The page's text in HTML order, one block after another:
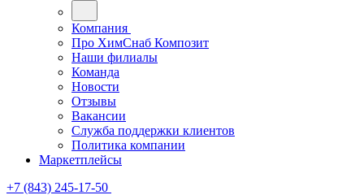
Компания
Про ХимСнаб Композит
Наши филиалы
Команда
Новости
Отзывы
Вакансии
Служба поддержки клиентов
Политика компании
Маркетплейсы
+7 (843) 245-17-50